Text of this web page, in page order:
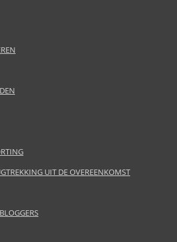
UIT DE OVEREENKOMST